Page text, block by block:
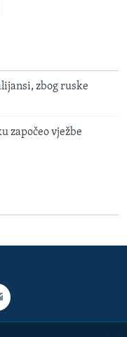
zbog ruske
započeo vježbe